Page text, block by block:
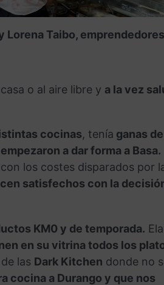
Lorena Taibo,
o al aire libre y a la vez
cocinas, tenía ganas
a dar forma a Basa.
los costes disparados por
satisfechos con la
KM0 y de temporada.
en su vitrina todos los
las Dark Kitchen donde no
cocina a Durango y que nos